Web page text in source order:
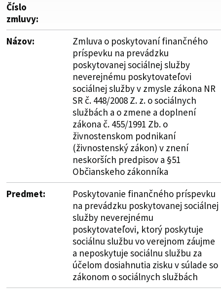
Číslo
zmluvy:
Názov:
Zmluva o poskytovaní finančného
príspevku na prevádzku
poskytovanej sociálnej služby
neverejnému poskytovateľovi
sociálnej služby v zmysle zákona NR
SR č. 448/2008 Z. z. o sociálnych
službách a o zmene a doplnení
zákona č. 455/1991 Zb. o
živnostenskom podnikaní
(živnostenský zákon) v znení
neskorších predpisov a §51
Občianskeho zákonníka
Predmet:
Poskytovanie finančného príspevku
na prevádzku poskytovanej sociálnej
služby neverejnému
poskytovateľovi, ktorý poskytuje
sociálnu službu vo verejnom záujme
a neposkytuje sociálnu službu za
účelom dosiahnutia zisku v súlade so
zákonom o sociálnych službách